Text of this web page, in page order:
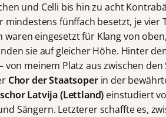
und Celli bis hin zu acht
mindestens fünffach besetzt, je
waren eingesetzt für Klang von
sie auf gleicher Höhe. Hinter
von meinem Platz aus zwischen
Chor der Staatsoper in der
Latvija (Lettland) einstudiert
Sängern. Letzterer schaffte es,